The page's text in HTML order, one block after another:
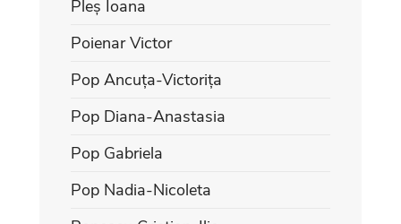
Pleș Ioana
Poienar Victor
Pop Ancuța-Victorița
Pop Diana-Anastasia
Pop Gabriela
Pop Nadia-Nicoleta